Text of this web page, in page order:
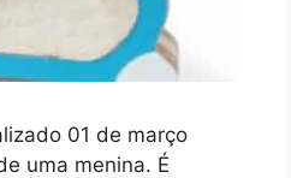
01 de março
uma menina. É